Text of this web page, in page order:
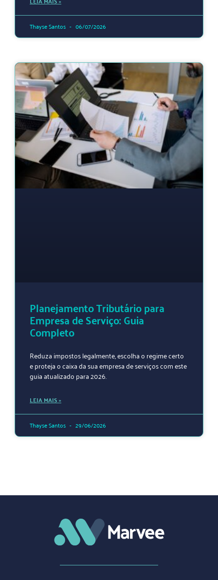
Thayse Santos 06/07/2026
Planejamento Tributário para
Empresa de Serviço: Guia
Completo
Reduza impostos legalmente, escolha o regime certo
e proteja o caixa da sua empresa de serviços com este
guia atualizado para 2026.
LEIA MAIS »
Thayse Santos 29/06/2026